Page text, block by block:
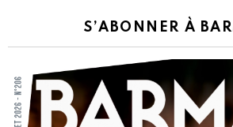
S’ABONNER À